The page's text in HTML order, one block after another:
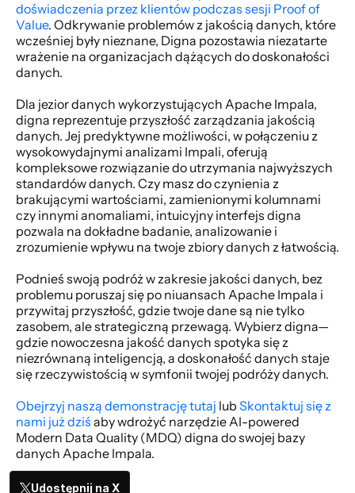
doświadczenia przez klientów podczas sesji Proof of
Value. Odkrywanie problemów z jakością danych, które
wcześniej były nieznane, Digna pozostawia niezatarte
wrażenie na organizacjach dążących do doskonałości
danych.
Dla jezior danych wykorzystujących Apache Impala,
digna reprezentuje przyszłość zarządzania jakością
danych. Jej predyktywne możliwości, w połączeniu z
wysokowydajnymi analizami Impali, oferują
kompleksowe rozwiązanie do utrzymania najwyższych
standardów danych. Czy masz do czynienia z
brakującymi wartościami, zamienionymi kolumnami
czy innymi anomaliami, intuicyjny interfejs digna
pozwala na dokładne badanie, analizowanie i
zrozumienie wpływu na twoje zbiory danych z łatwością.
Podnieś swoją podróż w zakresie jakości danych, bez
problemu poruszaj się po niuansach Apache Impala i
przywitaj przyszłość, gdzie twoje dane są nie tylko
zasobem, ale strategiczną przewagą. Wybierz digna—
gdzie nowoczesna jakość danych spotyka się z
niezrównaną inteligencją, a doskonałość danych staje
się rzeczywistością w symfonii twojej podróży danych.
Obejrzyj naszą demonstrację tutaj lub Skontaktuj się z
nami już dziś aby wdrożyć narzędzie AI-powered
Modern Data Quality (MDQ) digna do swojej bazy
danych Apache Impala.
Udostępnij na X